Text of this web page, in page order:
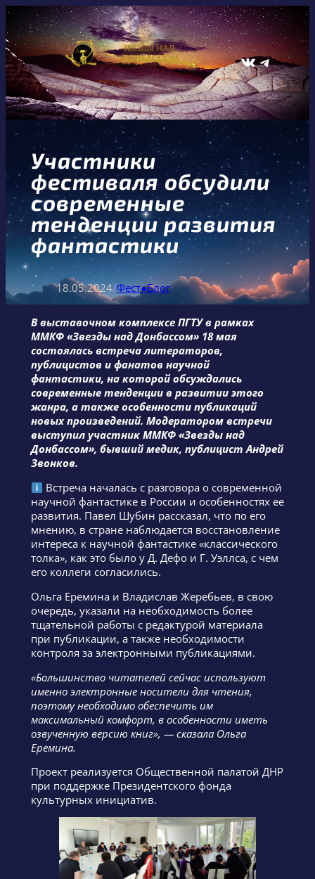
Перейти
содержимому
ВКонтакте Telegram
Участники
фестиваля обсудили
современные
тенденции развития
фантастики
18.05.2024/Фест●Блог
В выставочном комплексе ПГТУ в рамках
ММКФ «Звезды над Донбассом» 18 мая
состоялась встреча литераторов,
публицистов и фанатов научной
фантастики, на которой обсуждались
современные тенденции в развитии этого
жанра, а также особенности публикаций
новых произведений. Модератором встречи
выступил участник ММКФ «Звезды над
Донбассом», бывший медик, публицист Андрей
Звонков.
Встреча началась с разговора о современной
научной фантастике в России и особенностях ее
развития. Павел Шубин рассказал, что по его
мнению, в стране наблюдается восстановление
интереса к научной фантастике «классического
толка», как это было у Д. Дефо и Г. Уэллса, с чем
его коллеги согласились.
Ольга Еремина и Владислав Жеребьев, в свою
очередь, указали на необходимость более
тщательной работы с редактурой материала
при публикации, а также необходимости
контроля за электронными публикациями.
«Большинство читателей сейчас используют
именно электронные носители для чтения,
поэтому необходимо обеспечить им
максимальный комфорт, в особенности иметь
озвученную версию книг», — сказала Ольга
Еремина.
Проект реализуется Общественной палатой ДНР
при поддержке Президентского фонда
культурных инициатив.